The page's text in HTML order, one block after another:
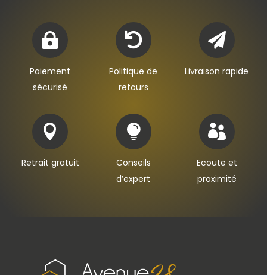

Paiement
sécurisé

Politique de
retours

Livraison rapide

Retrait gratuit

Conseils
d’expert

Ecoute et
proximité